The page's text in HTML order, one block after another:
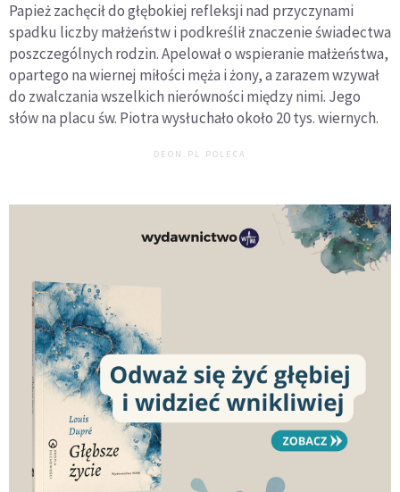
Papież zachęcił do głębokiej refleksji nad przyczynami
spadku liczby małżeństw i podkreślił znaczenie świadectwa
poszczególnych rodzin. Apelował o wspieranie małżeństwa,
opartego na wiernej miłości męża i żony, a zarazem wzywał
do zwalczania wszelkich nierówności między nimi. Jego
słów na placu św. Piotra wysłuchało około 20 tys. wiernych.
DEON.PL POLECA